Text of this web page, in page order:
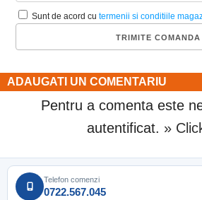
Sunt de acord cutermenii si conditiile
ADAUGATI UN COMENTARIU
Pentru a comenta este
autentificat. »
Telefon comenzi
0722.567.045